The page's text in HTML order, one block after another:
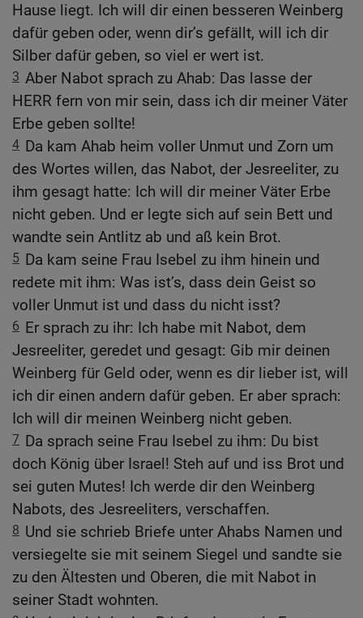
Hause liegt. Ich will dir einen besseren Weinberg
dafür geben oder, wenn dir’s gefällt, will ich dir
Silber dafür geben, so viel er wert ist.
3 Aber Nabot sprach zu Ahab: Das lasse der
HERR fern von mir sein, dass ich dir meiner Väter
Erbe geben sollte!
4 Da kam Ahab heim voller Unmut und Zorn um
des Wortes willen, das Nabot, der Jesreeliter, zu
ihm gesagt hatte: Ich will dir meiner Väter Erbe
nicht geben. Und er legte sich auf sein Bett und
wandte sein Antlitz ab und aß kein Brot.
5 Da kam seine Frau Isebel zu ihm hinein und
redete mit ihm: Was ist’s, dass dein Geist so
voller Unmut ist und dass du nicht isst?
6 Er sprach zu ihr: Ich habe mit Nabot, dem
Jesreeliter, geredet und gesagt: Gib mir deinen
Weinberg für Geld oder, wenn es dir lieber ist, will
ich dir einen andern dafür geben. Er aber sprach:
Ich will dir meinen Weinberg nicht geben.
7 Da sprach seine Frau Isebel zu ihm: Du bist
doch König über Israel! Steh auf und iss Brot und
sei guten Mutes! Ich werde dir den Weinberg
Nabots, des Jesreeliters, verschaffen.
8 Und sie schrieb Briefe unter Ahabs Namen und
versiegelte sie mit seinem Siegel und sandte sie
zu den Ältesten und Oberen, die mit Nabot in
seiner Stadt wohnten.